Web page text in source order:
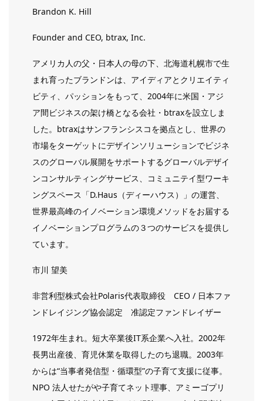
Brandon K. Hill
Founder and CEO, btrax, Inc.
アメリカ人の父・日本人の母の下、北海道札幌市で生
まれ育ったブランドンは、アイディアとクリエイティ
ビティ、パッションをもって、2004年に米国・アジ
ア間ビジネスの架け橋となる会社・btraxを設立しま
した。btraxはサンフランシスコを拠点とし、世界の
市場をターゲットにデザインソリューションでビジネ
スのグローバル展開をサポートするグローバルデザイ
ンコンサルティングサービス、コミュニテイ型ワーキ
ングスペース「D.Haus（ディーハウス）」の運営、
世界最高峰のイノベーション環境メソッドをお届する
イノベーションプログラムの３つのサービスを提供し
ています。
市川 望美
非営利型株式会社Polaris代表取締役 CEO / 日本ファ
ンドレイジング協会認定 准認定ファンドレイザー
1972年生まれ。短大卒業後IT系企業へ入社。2002年
長男出産後、育児休業を取得したのち退職。2003年
からは“当事者発信型・循環型”の子育て支援に従事。
NPO 法人せたがや子育てネット理事、アミーゴプリ